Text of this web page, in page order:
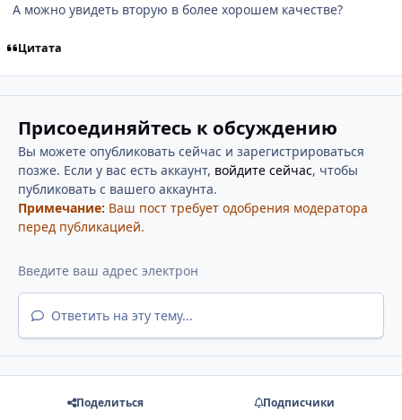
А можно увидеть вторую в более хорошем качестве?
Цитата
Присоединяйтесь к обсуждению
Вы можете опубликовать сейчас и зарегистрироваться
позже. Если у вас есть аккаунт, войдите сейчас, чтобы
публиковать с вашего аккаунта.
Примечание: Ваш пост требует одобрения модератора
перед публикацией.
Ответить на эту тему...
Поделиться Подписчики